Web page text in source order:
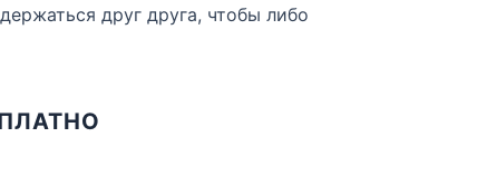
друг друга, чтобы либо